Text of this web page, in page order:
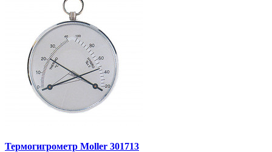
Термогигрометр Moller 301713